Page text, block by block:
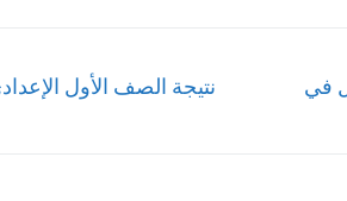
الترم الأول في
Next